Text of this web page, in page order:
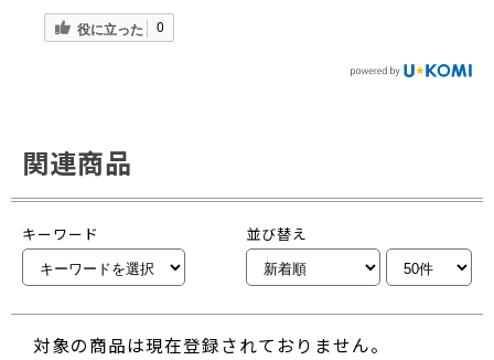
役に立った 0
関連商品
キーワード 並び替え
対象の商品は現在登録されておりません。